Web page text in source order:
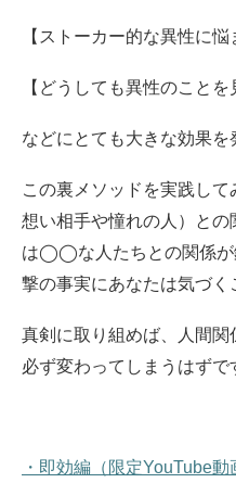
【ストーカー的な異性に悩
【どうしても異性のこと
などにとても大きな効果を
この裏メソッドを実践し
想い相手や憧れの人）と
は◯◯な人たちとの関係が
撃の事実にあなたは気づく
真剣に取り組めば、人間
必ず変わってしまうはずで
・即効編（限定YouTube